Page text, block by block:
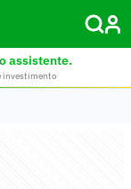
assistente.
investimento